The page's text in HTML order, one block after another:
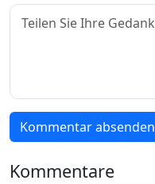
Kommentar absenden
Kommentare